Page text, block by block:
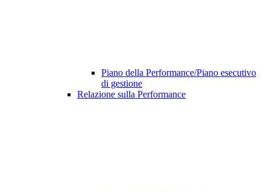
Piano della Performance/Piano esecutivo
di gestione
Relazione sulla Performance